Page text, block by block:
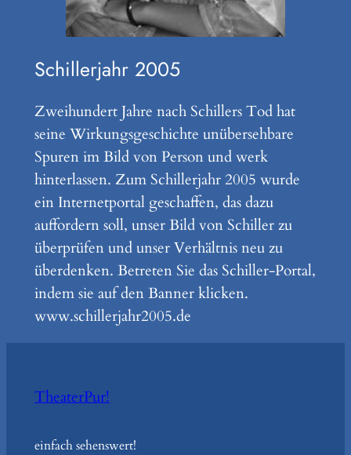
Schillerjahr 2005
Zweihundert Jahre nach Schillers Tod hat
seine Wirkungsgeschichte unübersehbare
Spuren im Bild von Person und werk
hinterlassen. Zum Schillerjahr 2005 wurde
ein Internetportal geschaffen, das dazu
auffordern soll, unser Bild von Schiller zu
überprüfen und unser Verhältnis neu zu
überdenken. Betreten Sie das Schiller-Portal,
indem sie auf den Banner klicken.
www.schillerjahr2005.de
TheaterPur!
einfach sehenswert!